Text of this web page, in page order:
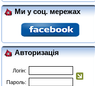
Ми у соц. мережах
Авторизація
Логін:
Пароль: